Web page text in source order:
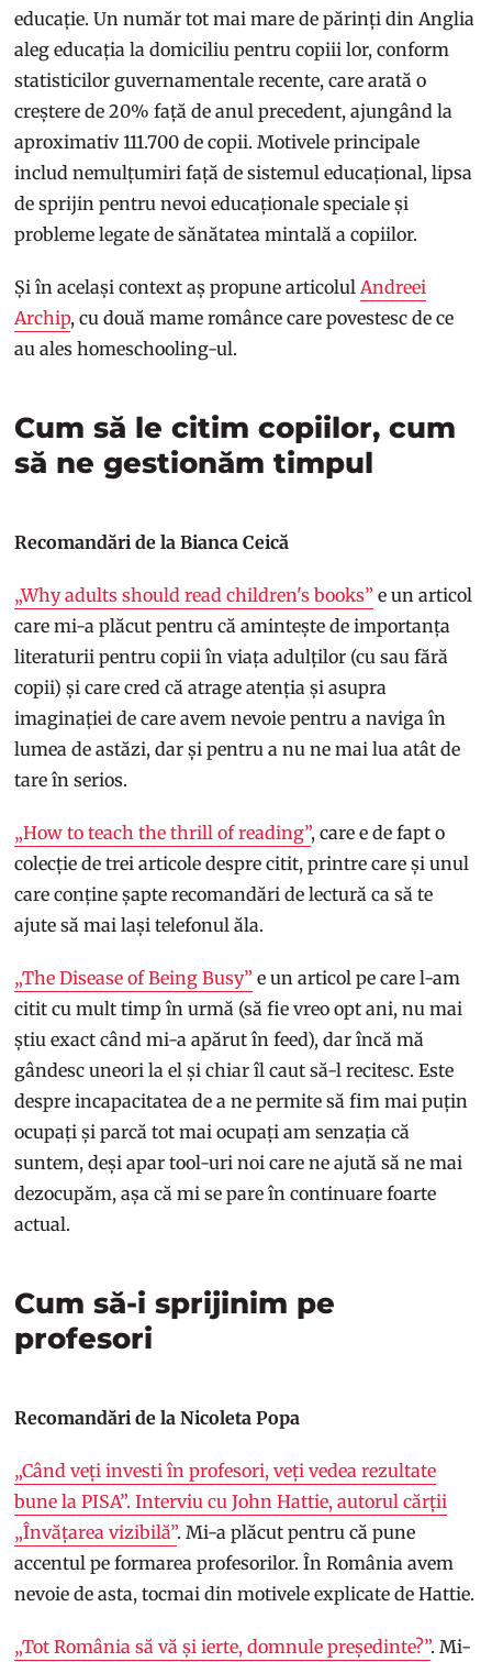
educație. Un număr tot mai mare de părinți din Anglia
aleg educația la domiciliu pentru copiii lor, conform
statisticilor guvernamentale recente, care arată o
creștere de 20% față de anul precedent, ajungând la
aproximativ 111.700 de copii. Motivele principale
includ nemulțumiri față de sistemul educațional, lipsa
de sprijin pentru nevoi educaționale speciale și
probleme legate de sănătatea mintală a copiilor.
Și în același context aș propune articolul Andreei
Archip, cu două mame românce care povestesc de ce
au ales homeschooling-ul.
Cum să le citim copiilor, cum
să ne gestionăm timpul
Recomandări de la Bianca Ceică
„Why adults should read children's books” e un articol
care mi-a plăcut pentru că amintește de importanța
literaturii pentru copii în viața adulților (cu sau fără
copii) și care cred că atrage atenția și asupra
imaginației de care avem nevoie pentru a naviga în
lumea de astăzi, dar și pentru a nu ne mai lua atât de
tare în serios.
„How to teach the thrill of reading”, care e de fapt o
colecție de trei articole despre citit, printre care și unul
care conține șapte recomandări de lectură ca să te
ajute să mai lași telefonul ăla.
„The Disease of Being Busy” e un articol pe care l-am
citit cu mult timp în urmă (să fie vreo opt ani, nu mai
știu exact când mi-a apărut în feed), dar încă mă
gândesc uneori la el și chiar îl caut să-l recitesc. Este
despre incapacitatea de a ne permite să fim mai puțin
ocupați și parcă tot mai ocupați am senzația că
suntem, deși apar tool-uri noi care ne ajută să ne mai
dezocupăm, așa că mi se pare în continuare foarte
actual.
Cum să-i sprijinim pe
profesori
Recomandări de la Nicoleta Popa
„Când veți investi în profesori, veți vedea rezultate
bune la PISA”. Interviu cu John Hattie, autorul cărții
„Învățarea vizibilă”. Mi-a plăcut pentru că pune
accentul pe formarea profesorilor. În România avem
nevoie de asta, tocmai din motivele explicate de Hattie.
„Tot România să vă și ierte, domnule președinte?”. Mi-